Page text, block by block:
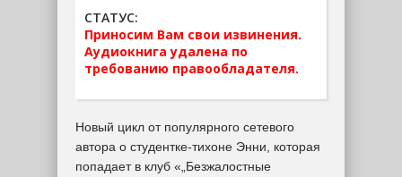
СТАТУС:
Приносим Вам свои извинения.
Аудиокнига удалена по
требованию правообладателя.
Новый цикл от популярного сетевого
автора о студентке-тихоне Энни, которая
попадает в клуб «„Безжалостные